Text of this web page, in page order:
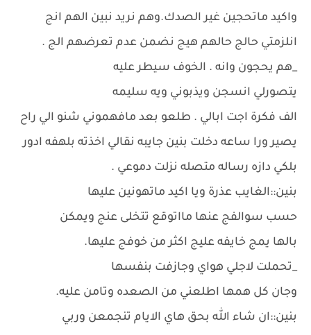
واكيد ماتحجين غير الصدك.وهم نريد نبين الهم انج
انلزمتي حالج حالهم هيج نضمن عدم تعرضهم الج .
_هم يحجون وانه . الخوف سيطر عليه
يتصورلي انسجن ويذبوني ويه سليمه
الف فكرة اجت ابالي . طلعو بعد مافهموني شنو الي راح
يصير ورا ساعه دخلت بنين جايبه نقالي اخذته بلهفه ادور
بلكي دازه رساله متصله نزلت دموعي .
بنين::الغايب عذرة ويا اكيد ماتهونين عليها
حسب سوالفج عنها مااتوقع تتخلى عنج ويمكن
بالها يمج خايفه عليج اكثر من خوفج عليها.
_تحملت لاجلي هواي وجازفت بنفسها
وجان كل همها اطلعني من الصعده وتامن عليه.
بنين::ان شاء الله بحق هاي الايام تنجمعن وربي